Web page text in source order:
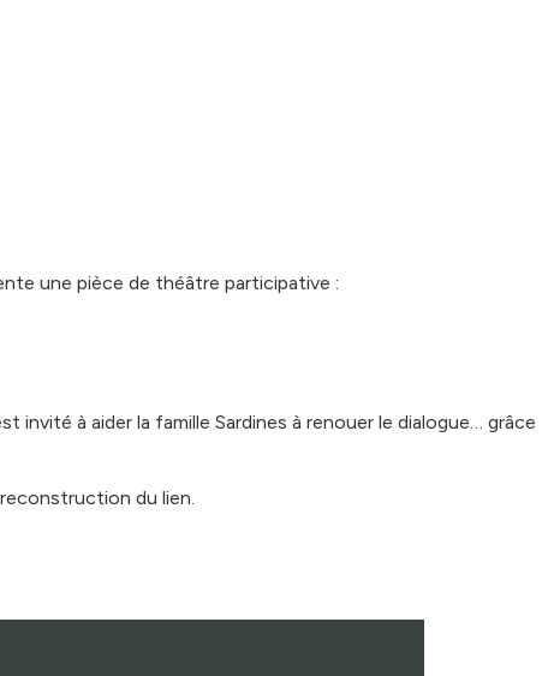
une pièce de théâtre participative :
à aider la famille Sardines à renouer le dialogue… grâce
du lien.